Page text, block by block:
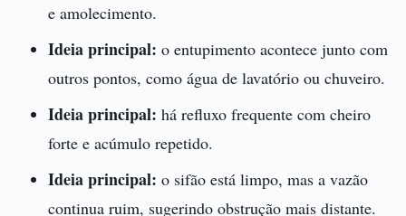
e amolecimento.
Ideia principal: o entupimento acontece junto com
outros pontos, como água de lavatório ou chuveiro.
Ideia principal: há refluxo frequente com cheiro
forte e acúmulo repetido.
Ideia principal: o sifão está limpo, mas a vazão
continua ruim, sugerindo obstrução mais distante.